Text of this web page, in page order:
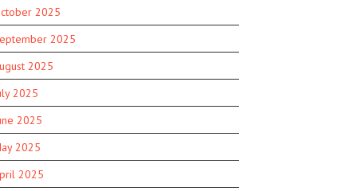
2025
2025
2025
2025
2025
2025
2025